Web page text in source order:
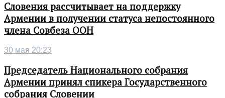
Словения рассчитывает на поддержку
Армении в получении статуса непостоянного
члена Совбеза ООН
30 мая 20:23
Председатель Национального собрания
Армении принял спикера Государственного
собрания Словении